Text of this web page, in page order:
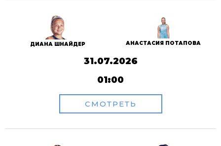
ДИАНА ШНАЙДЕР АНАСТАСИЯ ПОТАПОВА
31.07.2026
01:00
СМОТРЕТЬ